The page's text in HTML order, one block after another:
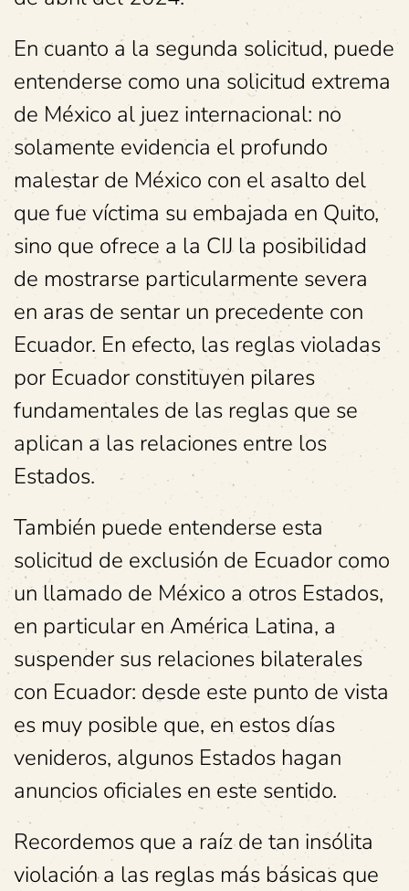
En cuanto a la segunda solicitud, puede
entenderse como una solicitud extrema
de México al juez internacional: no
solamente evidencia el profundo
malestar de México con el asalto del
que fue víctima su embajada en Quito,
sino que ofrece a la CIJ la posibilidad
de mostrarse particularmente severa
en aras de sentar un precedente con
Ecuador. En efecto, las reglas violadas
por Ecuador constituyen pilares
fundamentales de las reglas que se
aplican a las relaciones entre los
Estados.
También puede entenderse esta
solicitud de exclusión de Ecuador como
un llamado de México a otros Estados,
en particular en América Latina, a
suspender sus relaciones bilaterales
con Ecuador: desde este punto de vista
es muy posible que, en estos días
venideros, algunos Estados hagan
anuncios oficiales en este sentido.
Recordemos que a raíz de tan insólita
violación a las reglas más básicas que